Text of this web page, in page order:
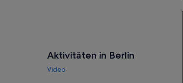
Aktivitäten in Berlin
Video